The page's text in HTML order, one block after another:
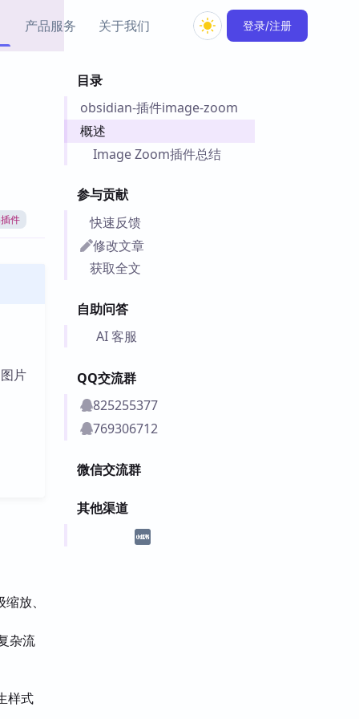
产品服务
出品的闪念笔记
Obsidian 教程
关于我们 登录/注册
目录
obsidian-插件image-zoom
概述
Image Zoom插件总结
参与贡献
快速反馈
修改文章
获取全文
自助问答
AI 客服
QQ交流群
825255377
769306712
微信交流群
其他渠道
件
片
放、
杂流
样式